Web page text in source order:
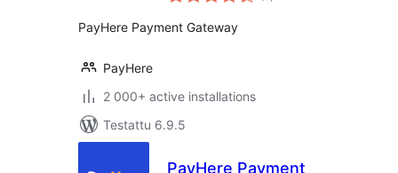
PayHere Payment Gateway
PayHere
2 000+ active installations
Testattu 6.9.5
PayHere Payment